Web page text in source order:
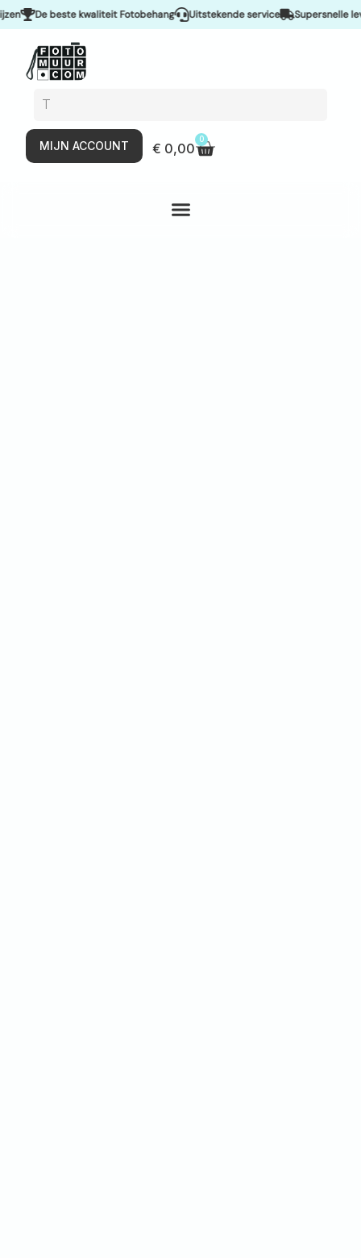
De beste kwaliteit Fotobehang Uitstekende service Supersnelle
MIJN ACCOUNT € 0,00
0